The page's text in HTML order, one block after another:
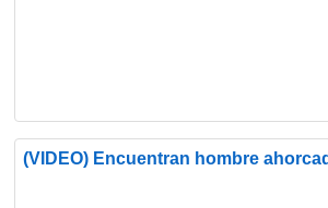
(VIDEO) Encuentran hombre